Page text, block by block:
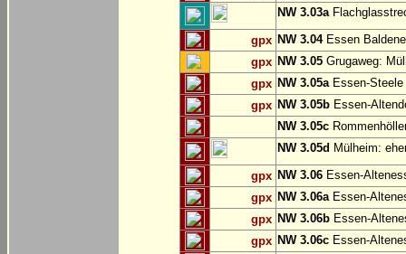
NW 3.03a
gpx NW 3.04Essen
gpx NW 3.05 Grugaweg:
gpx NW 3.05aEssen-Steele
gpx NW 3.05b Essen-
NW 3.05c
NW 3.05d Mülheim:
gpx NW 3.06 Essen-
gpx NW 3.06aEssen-
gpx NW 3.06b Essen-
gpx NW 3.06c Essen-